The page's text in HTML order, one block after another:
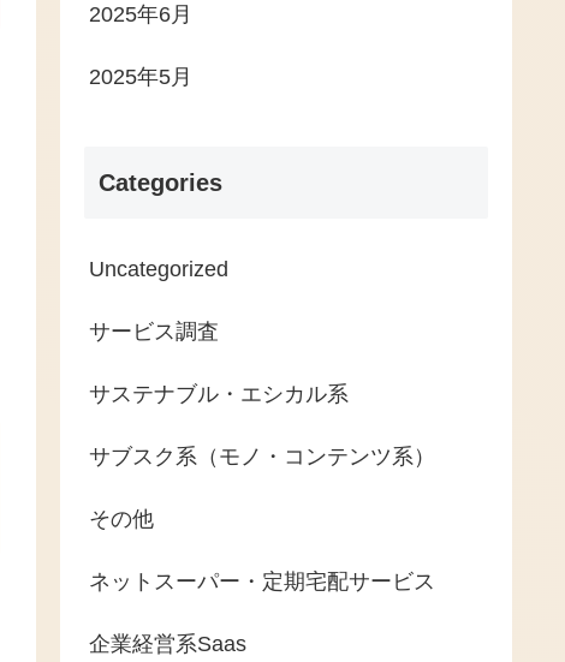
2025年6月
2025年5月
Categories
Uncategorized
サービス調査
サステナブル・エシカル系
サブスク系（モノ・コンテンツ系）
その他
ネットスーパー・定期宅配サービス
企業経営系Saas